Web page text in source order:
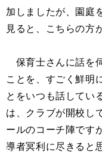
加しましたが、園庭
見ると、こちらの方
保育士さんに話を
ことを、すごく鮮明
とをいつも話してい
は、クラブが開校し
ールのコーチ陣です
導者冥利に尽きると